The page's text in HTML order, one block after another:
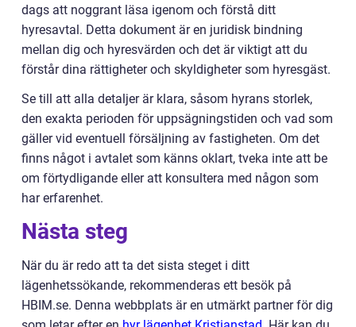
dags att noggrant läsa igenom och förstå ditt
hyresavtal. Detta dokument är en juridisk bindning
mellan dig och hyresvärden och det är viktigt att du
förstår dina rättigheter och skyldigheter som hyresgäst.
Se till att alla detaljer är klara, såsom hyrans storlek,
den exakta perioden för uppsägningstiden och vad som
gäller vid eventuell försäljning av fastigheten. Om det
finns något i avtalet som känns oklart, tveka inte att be
om förtydligande eller att konsultera med någon som
har erfarenhet.
Nästa steg
När du är redo att ta det sista steget i ditt
lägenhetssökande, rekommenderas ett besök på
HBIM.se. Denna webbplats är en utmärkt partner för dig